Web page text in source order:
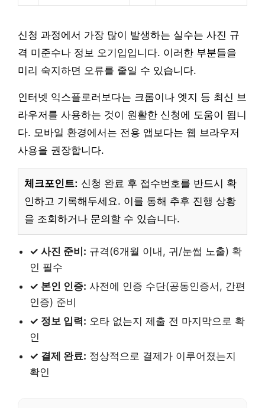
신청 과정에서 가장 많이 발생하는 실수는 사진 규
격 미준수나 정보 오기입입니다. 이러한 부분들을
미리 숙지하면 오류를 줄일 수 있습니다.
인터넷 익스플로러보다는 크롬이나 엣지 등 최신 브
라우저를 사용하는 것이 원활한 신청에 도움이 됩니
다. 모바일 환경에서는 전용 앱보다는 웹 브라우저
사용을 권장합니다.
체크포인트: 신청 완료 후 접수번호를 반드시 확
인하고 기록해두세요. 이를 통해 추후 진행 상황
을 조회하거나 문의할 수 있습니다.
✓ 사진 준비: 규격(6개월 이내, 귀/눈썹 노출) 확
인 필수
✓ 본인 인증: 사전에 인증 수단(공동인증서, 간편
인증) 준비
✓ 정보 입력: 오타 없는지 제출 전 마지막으로 확
인
✓ 결제 완료: 정상적으로 결제가 이루어졌는지
확인